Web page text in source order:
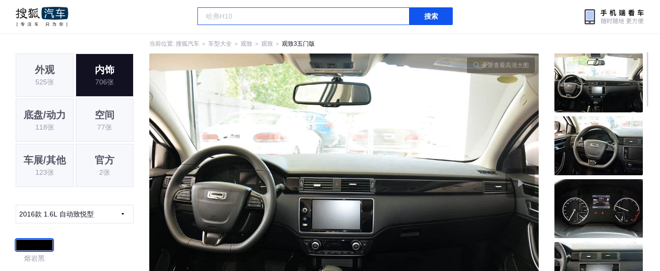
搜索
当前位置: 搜狐汽车 ＞ 车型大全 ＞ 观致 ＞ 观致 ＞ 观致3五门版
外观
525张
内饰
706张
底盘/动力
118张
空间
77张
车展/其他
123张
官方
2张
2016款 1.6L 自动致悦型
熔岩黑
全屏查看高清大图